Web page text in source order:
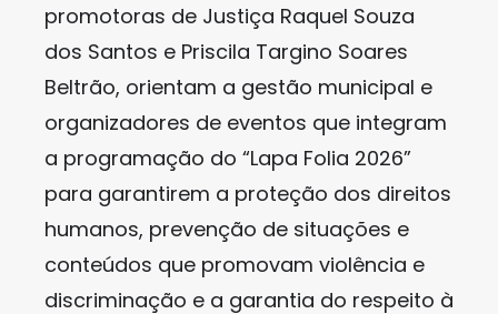
promotoras de Justiça Raquel Souza
dos Santos e Priscila Targino Soares
Beltrão, orientam a gestão municipal e
organizadores de eventos que integram
a programação do “Lapa Folia 2026”
para garantirem a proteção dos direitos
humanos, prevenção de situações e
conteúdos que promovam violência e
discriminação e a garantia do respeito à